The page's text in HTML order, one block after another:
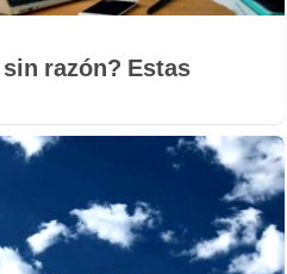
razón? Estas